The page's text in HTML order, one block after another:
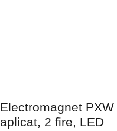
Electromagnet
aplicat, 2 fire, LED